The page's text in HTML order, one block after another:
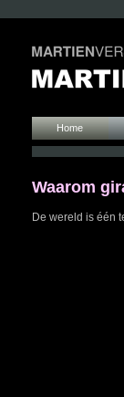
Home
Waarom
De wereld is één